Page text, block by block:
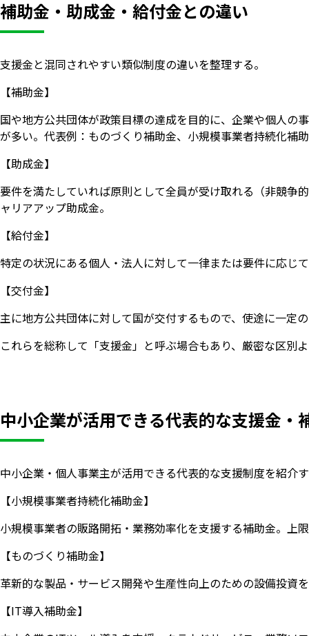
補助金・助成金・給付金との違い
支援金と混同されやすい類似制度の違いを整理する。
【補助金】
国や地方公共団体が政策目標の達成を目的に、企業や個人の
が多い。代表例：ものづくり補助金、小規模事業者持続化補
【助成金】
要件を満たしていれば原則として全員が受け取れる（非競争
ャリアアップ助成金。
【給付金】
特定の状況にある個人・法人に対して一律または要件に応じ
【交付金】
主に地方公共団体に対して国が交付するもので、使途に一定
これらを総称して「支援金」と呼ぶ場合もあり、厳密な区別
中小企業が活用できる代表的な支援金・
中小企業・個人事業主が活用できる代表的な支援制度を紹介
【小規模事業者持続化補助金】
小規模事業者の販路開拓・業務効率化を支援する補助金。上
【ものづくり補助金】
革新的な製品・サービス開発や生産性向上のための設備投
【IT導入補助金】